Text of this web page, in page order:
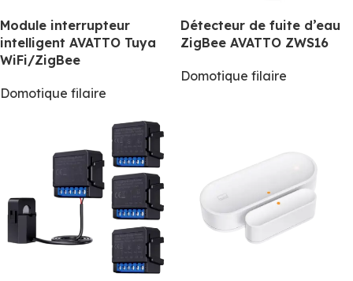
Module interrupteur
intelligent AVATTO Tuya
WiFi/ZigBee
Domotique filaire
Détecteur de fuite d’eau
ZigBee AVATTO ZWS16
Domotique filaire